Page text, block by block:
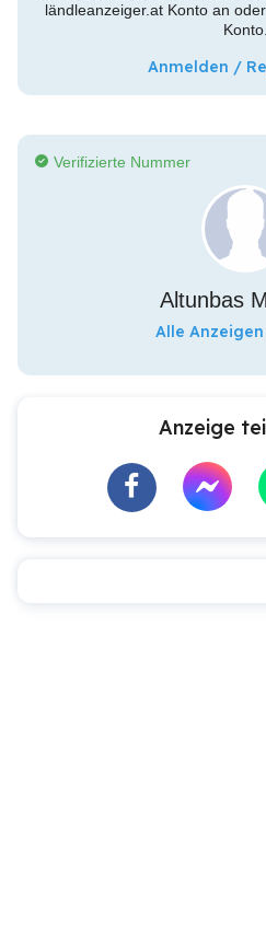
ländleanzeiger.at Konto an
Konto.
Anmelden /
Verifizierte Nummer
Altunbas
Alle
Anzeige